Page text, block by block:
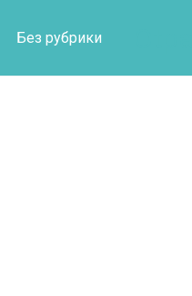
Без рубрики